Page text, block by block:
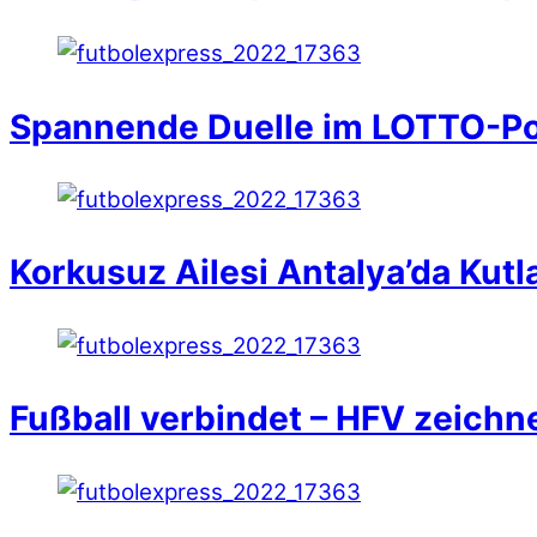
Spannende Duelle im LOTTO-
Korkusuz Ailesi Antalya’da
Fußball verbindet – HFV